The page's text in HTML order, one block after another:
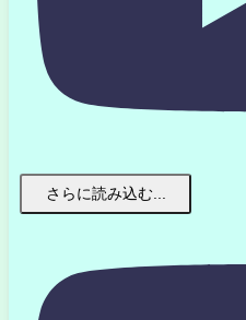
さらに読み込む...